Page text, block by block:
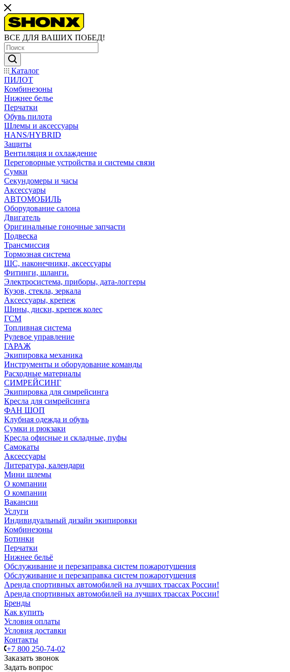
ВСЕ ДЛЯ ВАШИХ ПОБЕД!
Каталог
ПИЛОТ
Комбинезоны
Нижнее белье
Перчатки
Обувь пилота
Шлемы и аксессуары
HANS/HYBRID
Защиты
Вентиляция и охлаждение
Переговорные устройства и системы связи
Сумки
Секундомеры и часы
Аксессуары
АВТОМОБИЛЬ
Оборудование салона
Двигатель
Оригинальные гоночные запчасти
Подвеска
Трансмиссия
Тормозная система
ШС, наконечники, аксессуары
Фитинги, шланги.
Электросистема, приборы, дата-логгеры
Кузов, стекла, зеркала
Аксессуары, крепеж
Шины, диски, крепеж колес
ГСМ
Топливная система
Рулевое управление
ГАРАЖ
Экипировка механика
Инструменты и оборудование команды
Расходные материалы
СИМРЕЙСИНГ
Экипировка для симрейсинга
Кресла для симрейсинга
ФАН ШОП
Клубная одежда и обувь
Сумки и рюкзаки
Кресла офисные и складные, пуфы
Самокаты
Аксессуары
Литература, календари
Мини шлемы
О компании
О компании
Вакансии
Услуги
Индивидуальный дизайн экипировки
Комбинезоны
Ботинки
Перчатки
Нижнее бельё
Обслуживание и перезаправка систем пожаротушения
Обслуживание и перезаправка систем пожаротушения
Аренда спортивных автомобилей на лучших трассах России!
Аренда спортивных автомобилей на лучших трассах России!
Бренды
Как купить
Условия оплаты
Условия доставки
Контакты
+7 800 250-74-02
Заказать звонок
Задать вопрос